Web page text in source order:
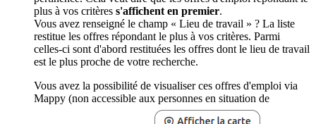
plus à vos critères s'affichent en premier.
Vous avez renseigné le champ « Lieu de travail » ? La liste
restitue les offres répondant le plus à vos critères. Parmi
celles-ci sont d'abord restituées les offres dont le lieu de travail
est le plus proche de votre recherche.
Vous avez la possibilité de visualiser ces offres d'emploi via
Mappy (non accessible aux personnes en situation de